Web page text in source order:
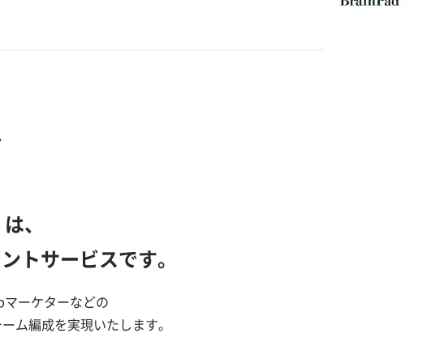
、
トサービスです。
ーケターなどの
ム編成を実現いたします。